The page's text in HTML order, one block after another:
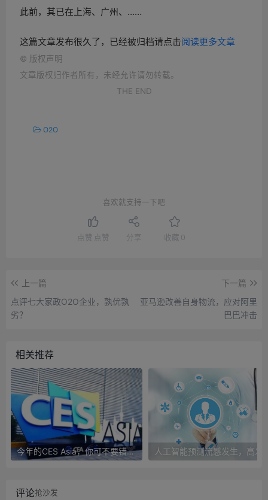
此前，其已在上海、广州、……
这篇文章发布很久了，已经被归档请点击阅读更多文章
© 版权声明
文章版权归作者所有，未经允许请勿转载。
THE END
O2O
喜欢就支持一下吧
点赞 点赞 分享 收藏 0
上一篇
点评七大家政O2O企业，孰优孰
劣？
下一篇
亚马逊改善自身物流，应对阿里
巴巴冲击
相关推荐
今年的CES Asia，你可不要错过这些自动驾驶看点
评论抢沙发